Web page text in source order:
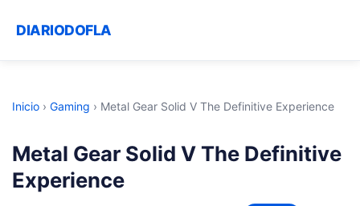
DIARIODOFLA
Inicio › Gaming › Metal Gear Solid V The Definitive Experience
Metal Gear Solid V The Definitive
Experience